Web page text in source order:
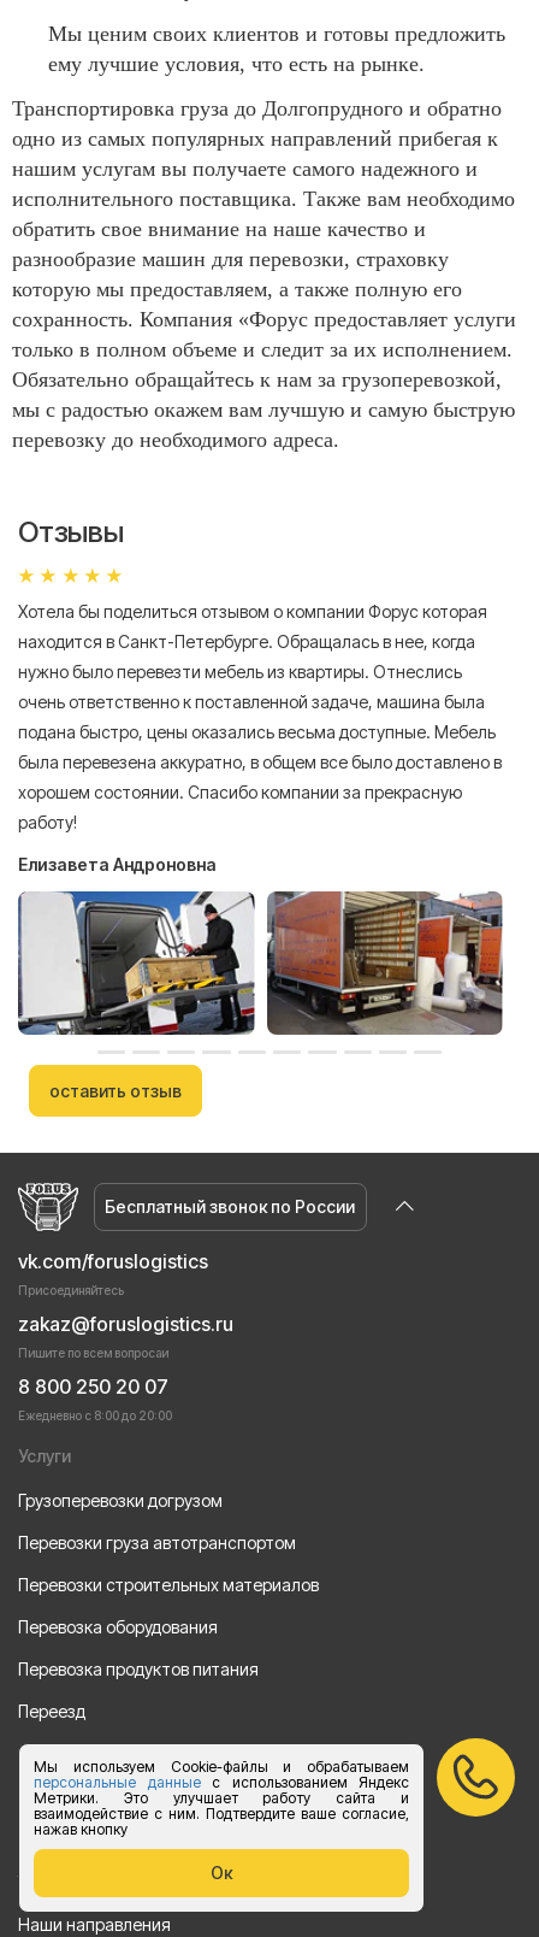
Мы используем Cookie-файлы и обрабатываем
персональные данныес использованием Яндекс
Метрики. Это улучшает работу сайта и
взаимодействие с ним. Подтвердите ваше согласие,
нажав кнопку
Ок
Мы ценим своих клиентов и готовы предложить
ему лучшие условия, что есть на рынке.
Транспортировка груза до Долгопрудного и обратно
одно из самых популярных направлений прибегая к
нашим услугам вы получаете самого надежного и
исполнительного поставщика. Также вам необходимо
обратить свое внимание на наше качество и
разнообразие машин для перевозки, страховку
которую мы предоставляем, а также полную его
сохранность. Компания «Форус предоставляет услуги
только в полном объеме и следит за их исполнением.
Обязательно обращайтесь к нам за грузоперевозкой,
мы с радостью окажем вам лучшую и самую быструю
перевозку до необходимого адреса.
Отзывы
Хотела бы поделиться отзывом о компании Форус которая
находится в Санкт-Петербурге. Обращалась в нее, когда
нужно было перевезти мебель из квартиры. Отнеслись
очень ответственно к поставленной задаче, машина была
подана быстро, цены оказались весьма доступные. Мебель
была перевезена аккуратно, в общем все было доставлено в
хорошем состоянии. Спасибо компании за прекрасную
работу!
Елизавета Андроновна
оставить отзыв
Бесплатный звонок по России
vk.com/foruslogistics
Присоединяйтесь
zakaz@foruslogistics.ru
Пишите по всем вопросаи
8 800 250 20 07
Ежедневно с 8:00 до 20:00
Услуги
Грузоперевозки догрузом
Перевозки груза автотранспортом
Перевозки строительных материалов
Перевозка оборудования
Перевозка продуктов питания
Переезд
Рефрежераторные перевозки
Перевозки автотехники
Перевозка алкогольной продукции
Наши направления